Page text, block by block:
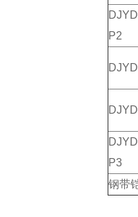
P2
P3
钢带